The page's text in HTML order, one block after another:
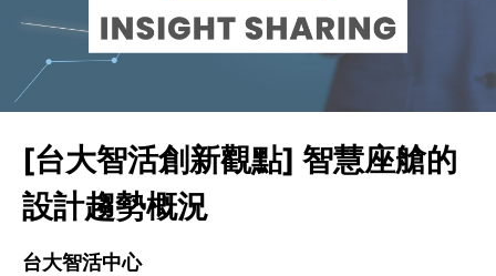
[台大智活創新觀點] 智慧座艙的
設計趨勢概況
台大智活中心